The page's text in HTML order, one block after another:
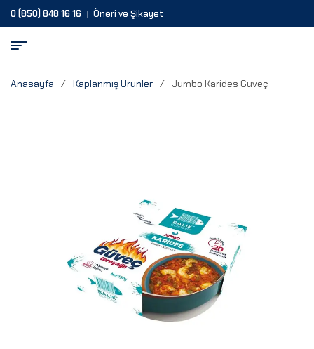
0 (850) 848 16 16 Öneri ve Şikayet
Anasayfa / Kaplanmış Ürünler / Jumbo Karides Güveç